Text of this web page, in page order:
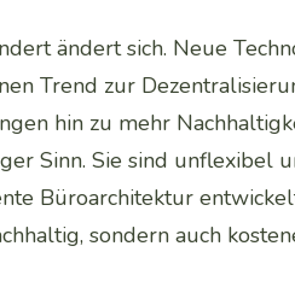
ändert sich. Neue
Trend zur
hin zu mehr
Sinn. Sie sind unflexibel
Büroarchitektur
sondern auch